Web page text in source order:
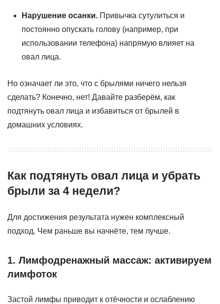
Нарушение осанки.Привычка сутулиться и
постоянно опускать голову (например, при
использовании телефона) напрямую влияет на
овал лица.
Но означает ли это, что с брылями ничего нельзя
сделать? Конечно, нет! Давайте разберём, как
подтянуть овал лица и избавиться от брылей в
домашних условиях.
Как подтянуть овал лица и убрать
брыли за 4 недели?
Для достижения результата нужен комплексный
подход. Чем раньше вы начнёте, тем лучше.
1. Лимфодренажный массаж: активируем
лимфоток
Застой лимфы приводит к отёчности и ослаблению